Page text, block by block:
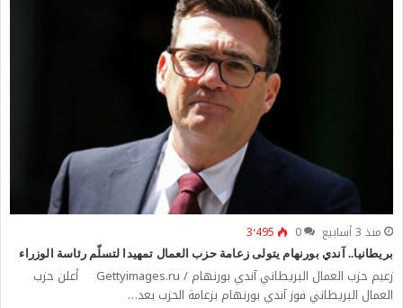
منذ 3 أسابيع 0 3٬495
بريطانيا.. آندي بورنهام يتولى زعامة حزب العمال تمهيدا لتسلّم رئاسة الوزراء
زعيم حزب العمال البريطاني آندي بورنهام / Gettyimages.ru أعلن حزب
العمال البريطاني فوز آندي بورنهام بزعامة الحزب بعد…